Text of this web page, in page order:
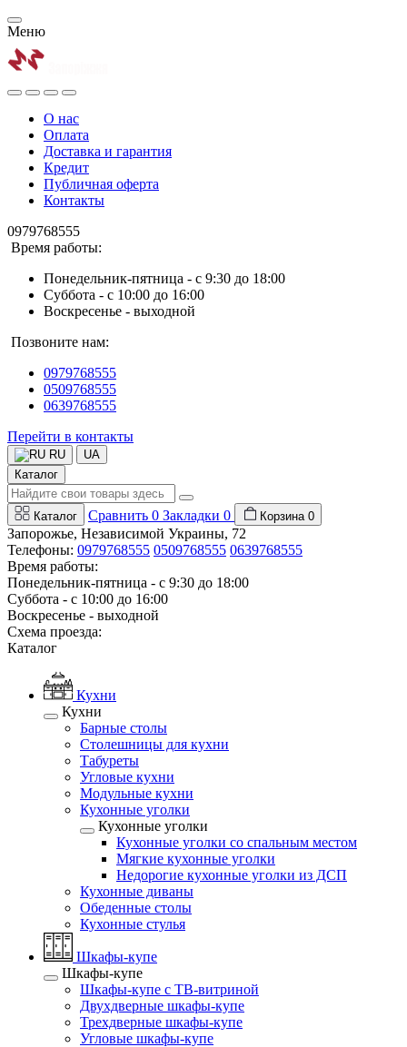
Меню
О нас
Оплата
Доставка и гарантия
Кредит
Публичная оферта
Контакты
0979768555
Время работы:
Понедельник-пятница - с 9:30 до 18:00
Суббота - с 10:00 до 16:00
Воскресенье - выходной
Позвоните нам:
0979768555
0509768555
0639768555
Перейти в контакты
RU
UA
Каталог
Каталог Сравнить 0 Закладки 0 Корзина 0
Запорожье, Независимой Украины, 72
Телефоны: 0979768555 0509768555 0639768555
Время работы:
Понедельник-пятница - с 9:30 до 18:00
Суббота - с 10:00 до 16:00
Воскресенье - выходной
Схема проезда:
Каталог
Кухни
Кухни
Барные столы
Столешницы для кухни
Табуреты
Угловые кухни
Модульные кухни
Кухонные уголки
Кухонные уголки
Кухонные уголки со спальным местом
Мягкие кухонные уголки
Недорогие кухонные уголки из ДСП
Кухонные диваны
Обеденные столы
Кухонные стулья
Шкафы-купе
Шкафы-купе
Шкафы-купе с ТВ-витриной
Двухдверные шкафы-купе
Трехдверные шкафы-купе
Угловые шкафы-купе